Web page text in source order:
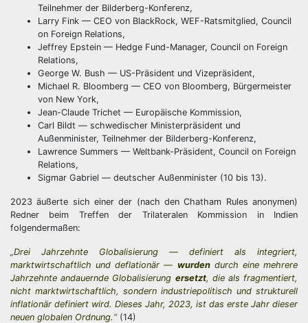
Teilnehmer der Bilderberg-Konferenz,
Larry Fink — CEO von BlackRock, WEF-Ratsmitglied, Council
on Foreign Relations,
Jeffrey Epstein — Hedge Fund-Manager, Council on Foreign
Relations,
George W. Bush — US-Präsident und Vizepräsident,
Michael R. Bloomberg — CEO von Bloomberg, Bürgermeister
von New York,
Jean-Claude Trichet — Europäische Kommission,
Carl Bildt — schwedischer Ministerpräsident und
Außenminister, Teilnehmer der Bilderberg-Konferenz,
Lawrence Summers — Weltbank-Präsident, Council on Foreign
Relations,
Sigmar Gabriel — deutscher Außenminister (10 bis 13).
2023 äußerte sich einer der (nach den Chatham Rules anonymen)
Redner beim Treffen der Trilateralen Kommission in Indien
folgendermaßen:
„Drei Jahrzehnte Globalisierung — definiert als integriert,
marktwirtschaftlich und deflationär — wurdendurch eine mehrere
Jahrzehnte andauernde Globalisierung ersetzt, die als fragmentiert,
nicht marktwirtschaftlich, sondern industriepolitisch und strukturell
inflationär definiert wird. Dieses Jahr, 2023, ist das erste Jahr dieser
neuen globalen Ordnung.“(14)